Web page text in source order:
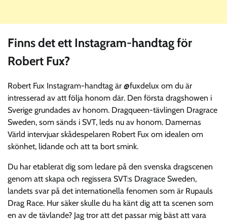
Finns det ett Instagram-handtag för
Robert Fux?
Robert Fux Instagram-handtag är @fuxdelux om du är
intresserad av att följa honom där. Den första dragshowen i
Sverige grundades av honom. Dragqueen-tävlingen Dragrace
Sweden, som sänds i SVT, leds nu av honom. Damernas
Värld intervjuar skådespelaren Robert Fux om idealen om
skönhet, lidande och att ta bort smink.
Du har etablerat dig som ledare på den svenska dragscenen
genom att skapa och regissera SVT:s Dragrace Sweden,
landets svar på det internationella fenomen som är Rupauls
Drag Race. Hur säker skulle du ha känt dig att ta scenen som
en av de tävlande? Jag tror att det passar mig bäst att vara